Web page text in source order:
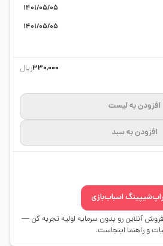
1401/05/05
1401/05/05
330,000ریال
افزودن به لیست
افزودن به سبد
اسباب‌بازی
آنلاین رو بدون سرمایه اولیه تجربه کن —
و راهنما اینجاست.